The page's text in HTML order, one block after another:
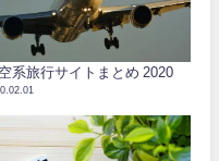
系旅行サイトまとめ 2020